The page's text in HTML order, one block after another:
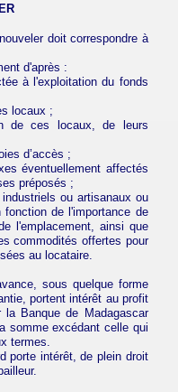
doit correspondre à
d'après :
à l'exploitation du fonds
locaux ;
de ces locaux, de leurs
d’accès ;
éventuellement affectés
préposés ;
ou artisanaux ou
fonction de l'importance de
l'emplacement, ainsi que
commodités offertes pour
au locataire.
sous quelque forme
portent intérêt au profit
Banque de Madagascar
somme excédant celle qui
termes.
porte intérêt, de plein droit